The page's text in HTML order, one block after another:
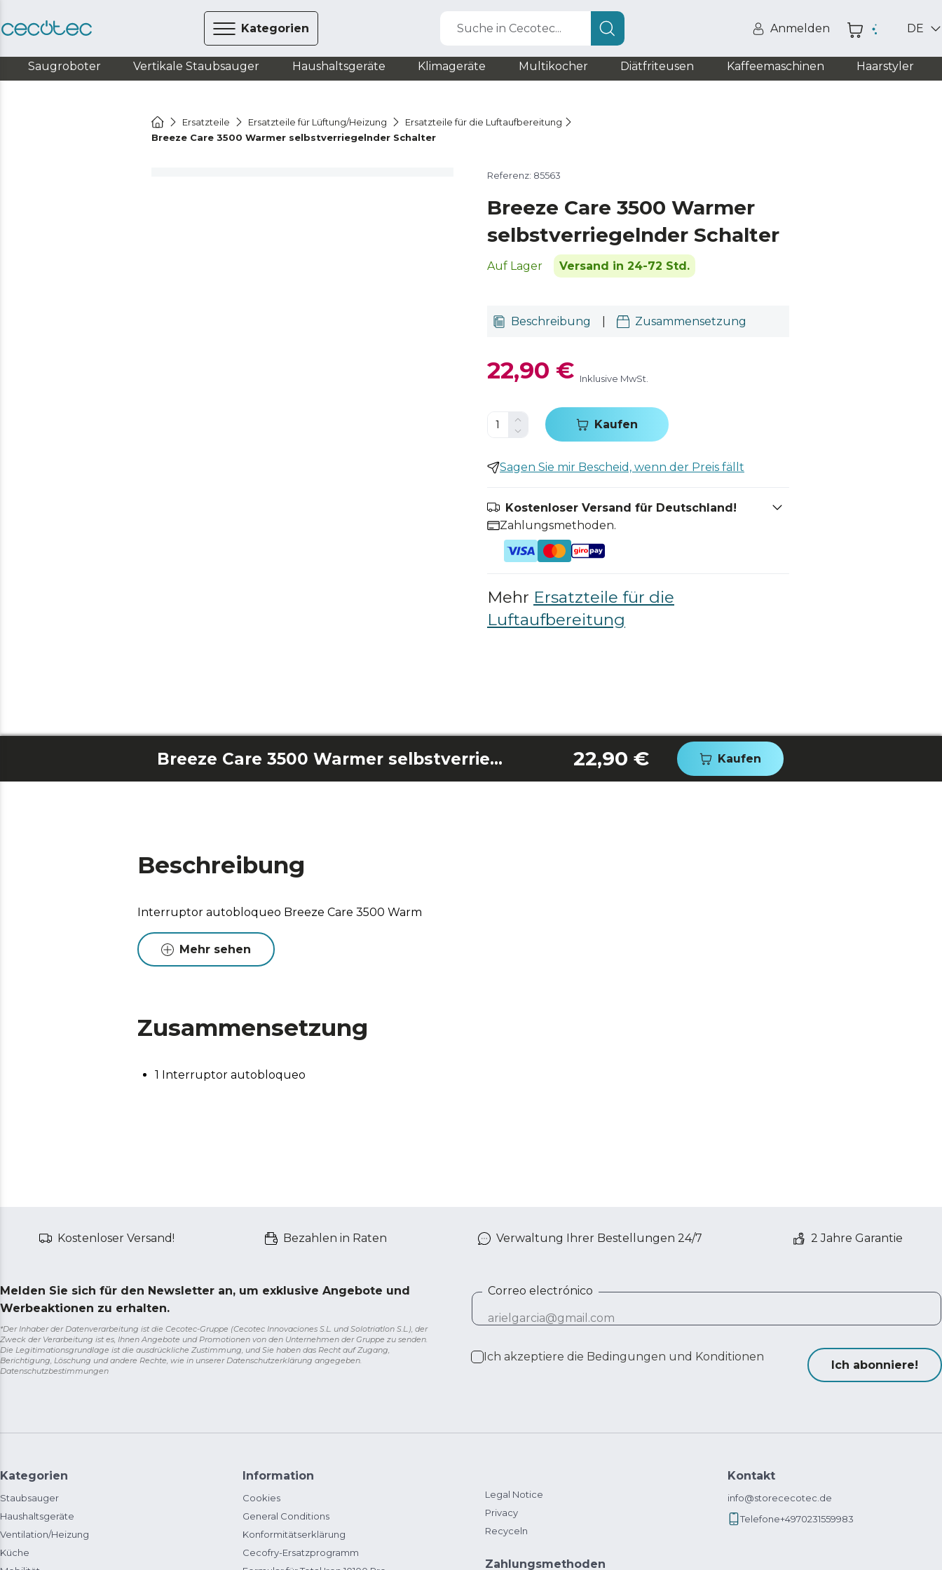
Kategorien Suche in Cecotec... Anmelden DE
Saugroboter Vertikale Staubsauger Haushaltsgeräte Klimageräte Multikocher Diätfriteusen Kaffeemaschinen Haarstyler
Ersatzteile Ersatzteile für Lüftung/Heizung
Ersatzteile für die Luftaufbereitung
Breeze Care 3500 Warmer selbstverriegelnder Schalter
Referenz: 85563
Breeze Care 3500 Warmer
selbstverriegelnder Schalter
Auf Lager Versand in 24-72 Std.
Beschreibung Zusammensetzung
22,90 € Inklusive MwSt.
Kaufen
Sagen Sie mir Bescheid, wenn der Preis fällt
Kostenloser Versand für Deutschland!
Zahlungsmethoden.
Mehr Ersatzteile für die
Luftaufbereitung
Breeze Care 3500 Warmer selbstverriegelnder Schalter 22,90 € Kaufen
Beschreibung
Interruptor autobloqueo Breeze Care 3500 Warm
Mehr sehen
Zusammensetzung
1 Interruptor autobloqueo
Kostenloser Versand! Bezahlen in Raten Verwaltung Ihrer Bestellungen 24/7 2 Jahre Garantie
Melden Sie sich für den Newsletter an, um exklusive Angebote und
Werbeaktionen zu erhalten.
*Der Inhaber der Datenverarbeitung ist die Cecotec-Gruppe (Cecotec Innovaciones S.L. und Solotriatlon S.L.), der
Zweck der Verarbeitung ist es, Ihnen Angebote und Promotionen von den Unternehmen der Gruppe zu senden.
Die Legitimationsgrundlage ist die ausdrückliche Zustimmung, und Sie haben das Recht auf Zugang,
Berichtigung, Löschung und andere Rechte, wie in unserer Datenschutzerklärung angegeben.
Datenschutzbestimmungen
Correo electrónico
Ich akzeptiere die Bedingungen und Konditionen
Ich abonniere!
Kategorien
Staubsauger
Haushaltsgeräte
Ventilation/Heizung
Küche
Information
Cookies
General Conditions
Konformitätserklärung
Cecofry-Ersatzprogramm
Legal Notice
Privacy
Recyceln
Zahlungsmethoden
Kontakt
info@storececotec.de
Telefone+4970231559983